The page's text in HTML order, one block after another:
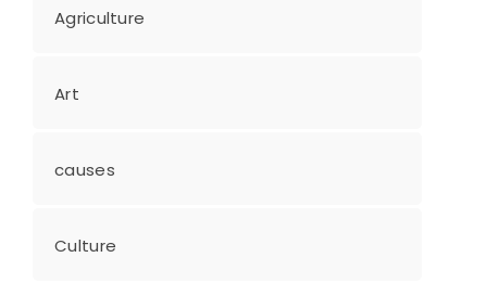
Agriculture
Art
causes
Culture